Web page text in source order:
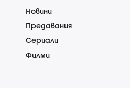
Новини
Предавания
Сериали
Филми